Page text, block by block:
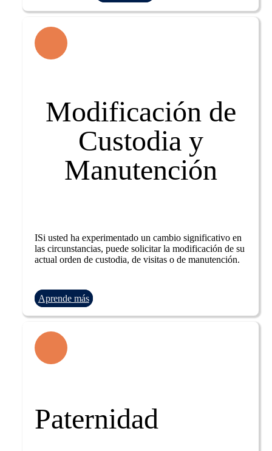
Modificación de
Custodia y
Manutención
ISi usted ha experimentado un cambio significativo en
las circunstancias, puede solicitar la modificación de su
actual orden de custodia, de visitas o de manutención.
Aprende más
Paternidad